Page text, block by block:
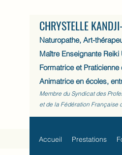
CHRYSTELLE
Naturopathe, Art-
Maître Enseignante Reiki
Formatrice et
Animatrice en écoles,
Membre du Syndicat des
et de la Fédération Française
Accueil Prestations